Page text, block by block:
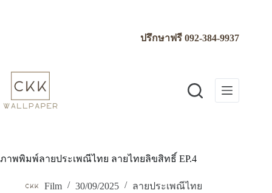
ปรึกษาฟรี092-384-9937
ภาพพิมพ์ลายประเพณีไทย ลายไทยลิขสิทธิ์ EP.4
Film 30/09/2025 ลายประเพณีไทย